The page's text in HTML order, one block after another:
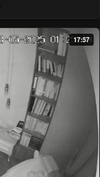
17:57